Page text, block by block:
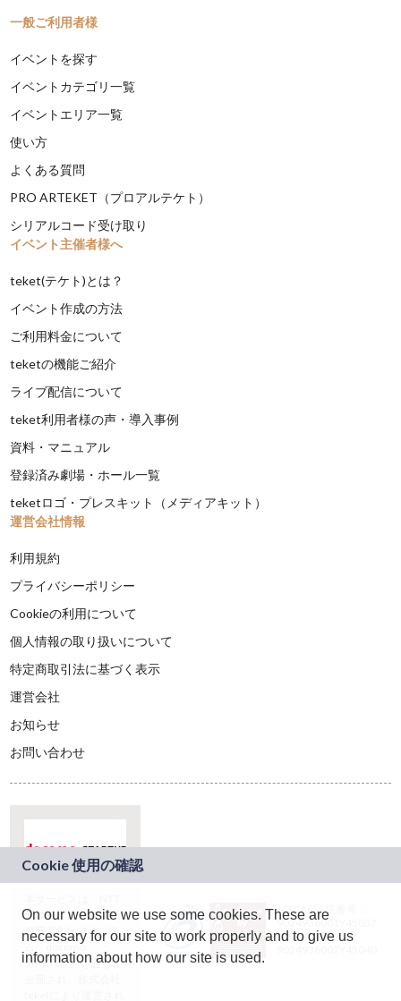
一般ご利用者様
イベントを探す
イベントカテゴリ一覧
イベントエリア一覧
使い方
よくある質問
PRO ARTEKET（プロアルテケト）
シリアルコード受け取り
イベント主催者様へ
teket(テケト)とは？
イベント作成の方法
ご利用料金について
teketの機能ご紹介
ライブ配信について
teket利用者様の声・導入事例
資料・マニュアル
登録済み劇場・ホール一覧
teketロゴ・プレスキット（メディアキット）
運営会社情報
利用規約
プライバシーポリシー
Cookieの利用について
個人情報の取り扱いについて
特定商取引法に基づく表示
運営会社
お知らせ
お問い合わせ
ドコモグループの新
規事業創出プログラ
ム「docomo
STARTUP」を通じて
JASRAC許諾番号：
9024936001Y45037
JASRAC許諾番号：
On our website we use some cookies. These are
necessary for our site to work properly and to give us
information about how our site is used.